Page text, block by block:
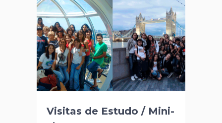
Visitas de Estudo / Mini-